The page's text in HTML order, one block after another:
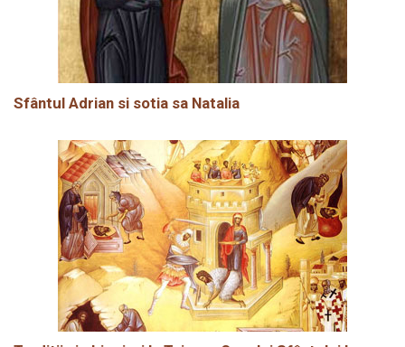
Sfântul Adrian si sotia sa Natalia